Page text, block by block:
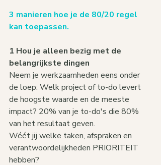
3 manieren hoe je de 80/20 regel
kan toepassen.
1 Hou je alleen bezig met de
belangrijkste dingen
Neem je werkzaamheden eens onder
de loep: Welk project of to-do levert
de hoogste waarde en de meeste
impact? 20% van je to-do's die 80%
van het resultaat geven.
Wéét jij welke taken, afspraken en
verantwoordelijkheden PRIORITEIT
hebben?